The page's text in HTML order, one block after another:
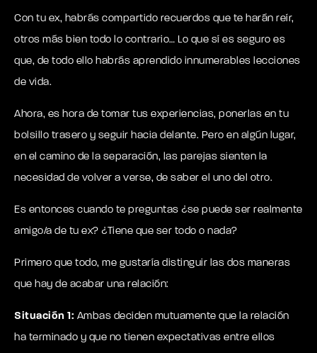
Con tu ex, habrás compartido recuerdos que te harán reír,
otros más bien todo lo contrario… Lo que sí es seguro es
que, de todo ello habrás aprendido innumerables lecciones
de vida.
Ahora, es hora de tomar tus experiencias, ponerlas en tu
bolsillo trasero y seguir hacia delante. Pero en algún lugar,
en el camino de la separación, las parejas sienten la
necesidad de volver a verse, de saber el uno del otro.
Es entonces cuando te preguntas ¿se puede ser realmente
amigo/a de tu ex? ¿Tiene que ser todo o nada?
Primero que todo, me gustaría distinguir las dos maneras
que hay de acabar una relación:
Situación 1: Ambas deciden mutuamente que la relación
ha terminado y que no tienen expectativas entre ellos